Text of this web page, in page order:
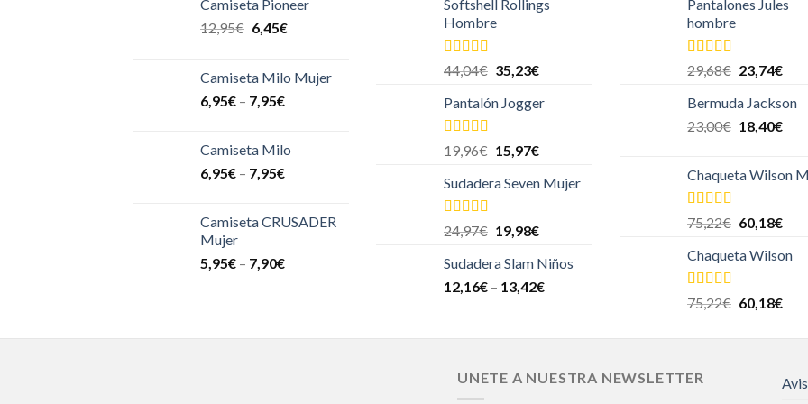
Camiseta Pioneer
12,95€ 6,45€
Camiseta Milo Mujer
6,95€ – 7,95€
Camiseta Milo
6,95€ – 7,95€
Camiseta CRUSADER
Mujer
5,95€ – 7,90€
Softshell Rollings
Hombre
Valorado
4.00
5
44,04€ 35,23€
Pantalón Jogger
Valorado
4.00
5
19,96€ 15,97€
Sudadera Seven Mujer
Valorado en
5.00
24,97€ 19,98€
Sudadera Slam Niños
12,16€ – 13,42€
Pantalones Jules
hombre
Valorado en
5.00
29,68€ 23,74€
Bermuda Jackson
23,00€ 18,40€
Chaqueta Wilson
Valorado en
5.00
75,22€ 60,18€
Chaqueta Wilson
Valorado en
5.00
75,22€ 60,18€
UNETE A NUESTRA NEWSLETTER